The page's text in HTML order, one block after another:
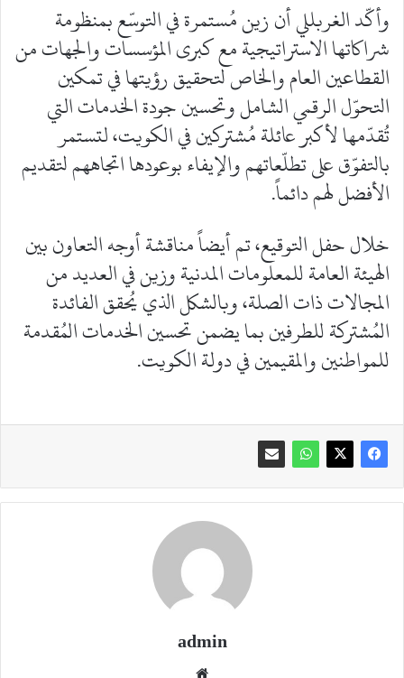
وأكّد الغربللي أن زين مُستمرة في التوسّع بمنظومة
شراكاتها الاستراتيجية مع كبرى المؤسسات والجهات من
القطاعين العام والخاص لتحقيق رؤيتها في تمكين
التحوّل الرقمي الشامل وتحسين جودة الخدمات التي
تُقدّمها لأكبر عائلة مُشتركين في الكويت، لتستمر
بالتفوّق على تطلّعاتهم والإيفاء بوعودها اتجاههم لتقديم
الأفضل لهم دائماً.
خلال حفل التوقيع، تم أيضاً مناقشة أوجه التعاون بين
الهيئة العامة للمعلومات المدنية وزين في العديد من
المجالات ذات الصلة، وبالشكل الذي يُحقق الفائدة
المُشتركة للطرفين بما يضمن تحسين الخدمات المُقدمة
للمواطنين والمقيمين في دولة الكويت.
admin